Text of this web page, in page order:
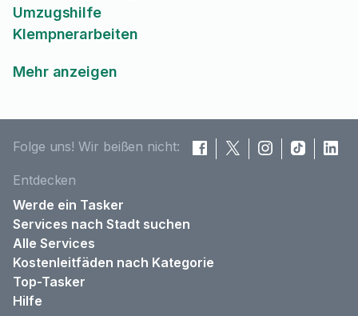
Umzugshilfe
Klempnerarbeiten
Mehr anzeigen
Folge uns! Wir beißen nicht:
Entdecken
Werde ein Tasker
Services nach Stadt suchen
Alle Services
Kostenleitfäden nach Kategorie
Top-Tasker
Hilfe